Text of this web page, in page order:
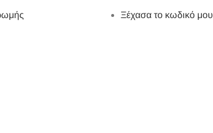
Ξέχασα το κωδικό μου